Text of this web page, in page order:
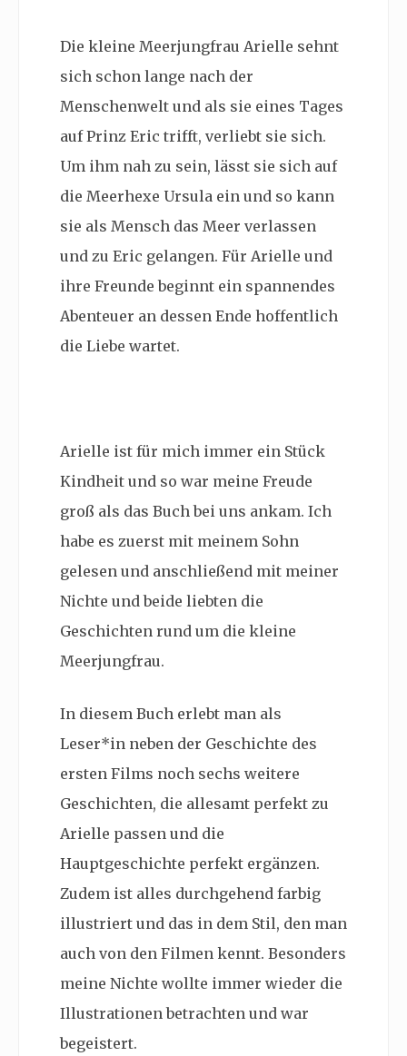
Die kleine Meerjungfrau Arielle sehnt
sich schon lange nach der
Menschenwelt und als sie eines Tages
auf Prinz Eric trifft, verliebt sie sich.
Um ihm nah zu sein, lässt sie sich auf
die Meerhexe Ursula ein und so kann
sie als Mensch das Meer verlassen
und zu Eric gelangen. Für Arielle und
ihre Freunde beginnt ein spannendes
Abenteuer an dessen Ende hoffentlich
die Liebe wartet.
Arielle ist für mich immer ein Stück
Kindheit und so war meine Freude
groß als das Buch bei uns ankam. Ich
habe es zuerst mit meinem Sohn
gelesen und anschließend mit meiner
Nichte und beide liebten die
Geschichten rund um die kleine
Meerjungfrau.
In diesem Buch erlebt man als
Leser*in neben der Geschichte des
ersten Films noch sechs weitere
Geschichten, die allesamt perfekt zu
Arielle passen und die
Hauptgeschichte perfekt ergänzen.
Zudem ist alles durchgehend farbig
illustriert und das in dem Stil, den man
auch von den Filmen kennt. Besonders
meine Nichte wollte immer wieder die
Illustrationen betrachten und war
begeistert.